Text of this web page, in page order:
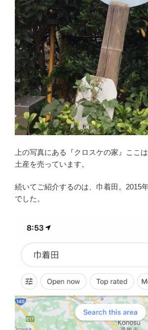
上の写真にある『クロスケの家』ここ
土産を売っています。
続いてご紹介するのは、巾着田。2015
でした。